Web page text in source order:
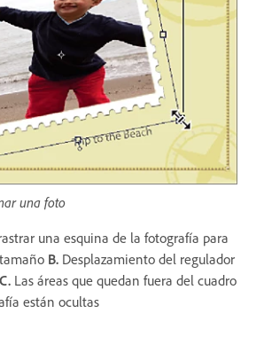
una foto
una esquina de la fotografía para
B. Desplazamiento del regulador
C. Las áreas que quedan fuera del cuadro
están ocultas